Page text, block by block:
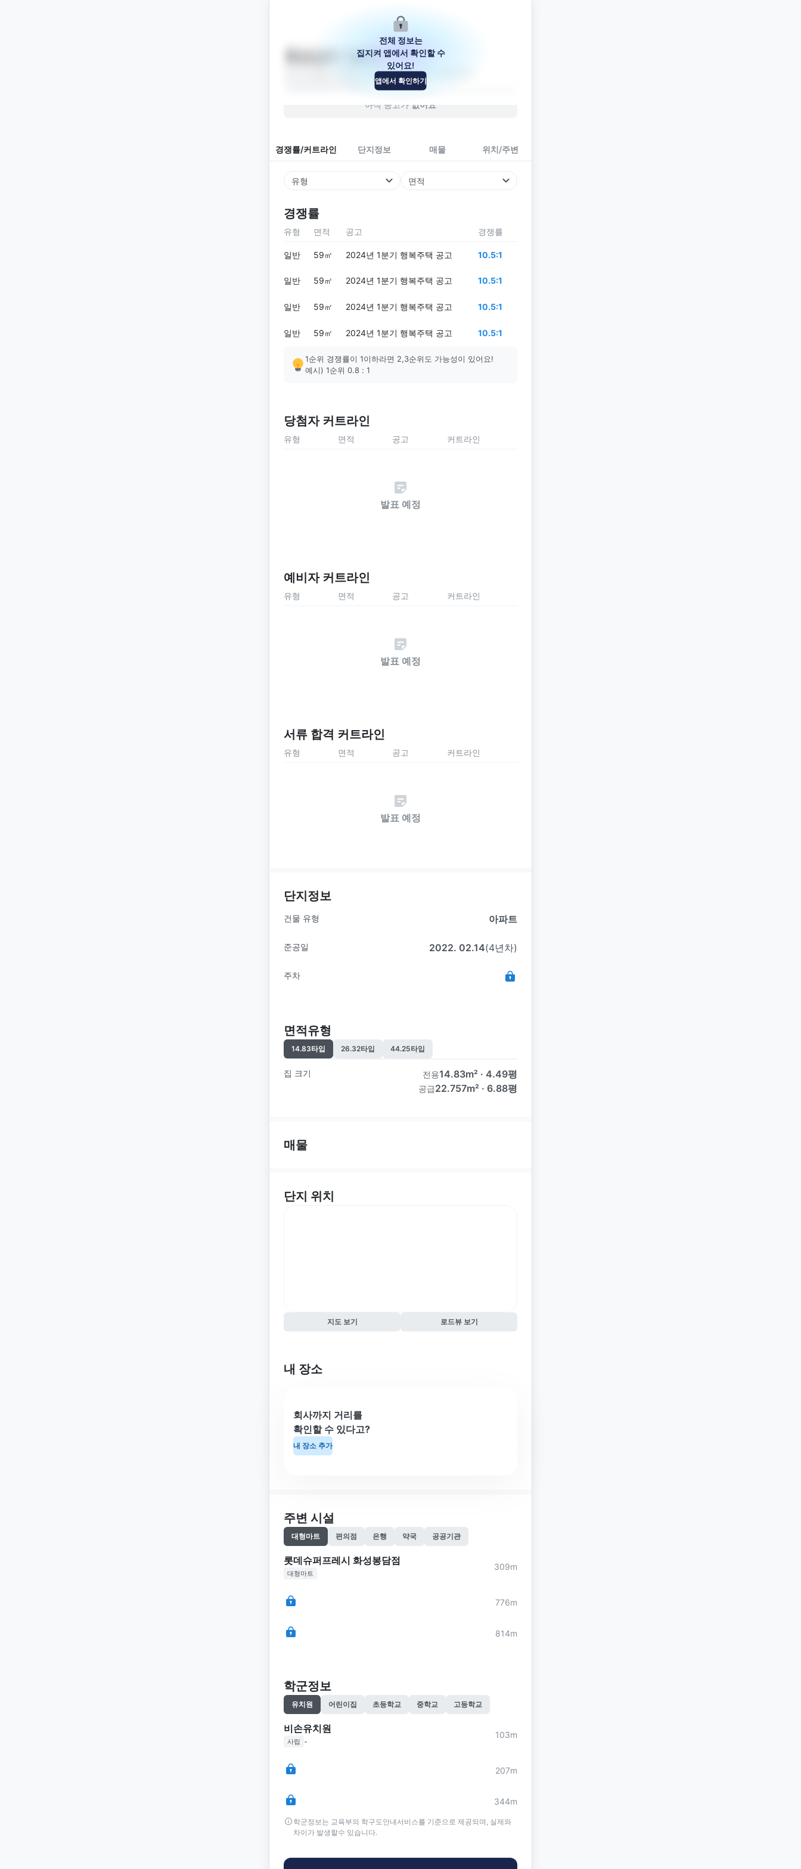
화성상리 1블록
경기도 화성시 효행구 봉담읍 삼천병마로 1256-13
아직 공고가 없어요
경쟁률/커트라인 단지정보 매물 위치/주변
유형 면적
경쟁률
전체 정보는
집지켜 앱에서 확인할 수
있어요!
앱에서 확인하기
유형 면적 공고 경쟁률
일반 59㎡ 2024년 1분기 행복주택 공고 10.5:1
일반 59㎡ 2024년 1분기 행복주택 공고 10.5:1
일반 59㎡ 2024년 1분기 행복주택 공고 10.5:1
일반 59㎡ 2024년 1분기 행복주택 공고 10.5:1
1순위 경쟁률이 1이하라면 2,3순위도 가능성이 있어요!
예시) 1순위 0.8 : 1
당첨자 커트라인
유형 면적 공고 커트라인
발표 예정
예비자 커트라인
유형 면적 공고 커트라인
발표 예정
서류 합격 커트라인
유형 면적 공고 커트라인
발표 예정
단지정보
건물 유형 아파트
준공일 2022. 02.14(4년차)
주차
면적유형
14.83타입 26.32타입 44.25타입
집 크기 전용14.83m² · 4.49평
공급22.757m² · 6.88평
매물
단지 위치
지도 보기 로드뷰 보기
내 장소
회사까지 거리를
확인할 수 있다고?
내 장소 추가
주변 시설
대형마트 편의점 은행 약국 공공기관
롯데슈퍼프레시 화성봉담점
대형마트
309m
776m
814m
학군정보
유치원 어린이집 초등학교 중학교 고등학교
비손유치원
사립 -
103m
207m
344m
학군정보는 교육부의 학구도안내서비스를 기준으로 제공되며, 실제와
차이가 발생할수 있습니다.